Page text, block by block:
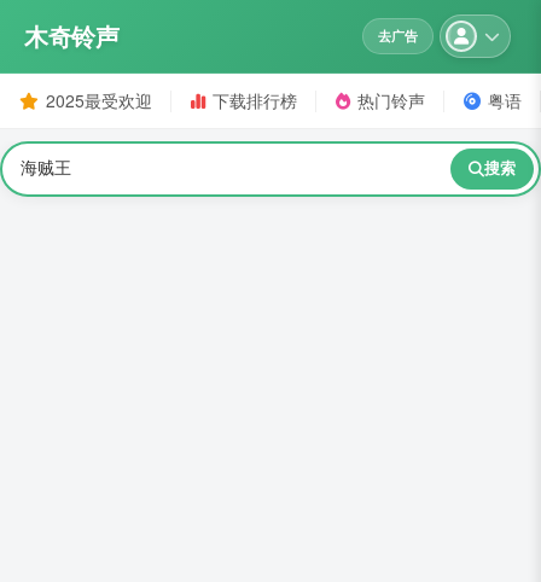
木奇铃声 去广告
2025最受欢迎 下载排行榜 热门铃声 粤语
搜索